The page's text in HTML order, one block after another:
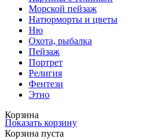
Морской пейзаж
Натюрморты и цветы
Ню
Охота, рыбалка
Пейзаж
Портрет
Религия
Фентези
Этно
Корзина
Показать корзину
Корзина пуста